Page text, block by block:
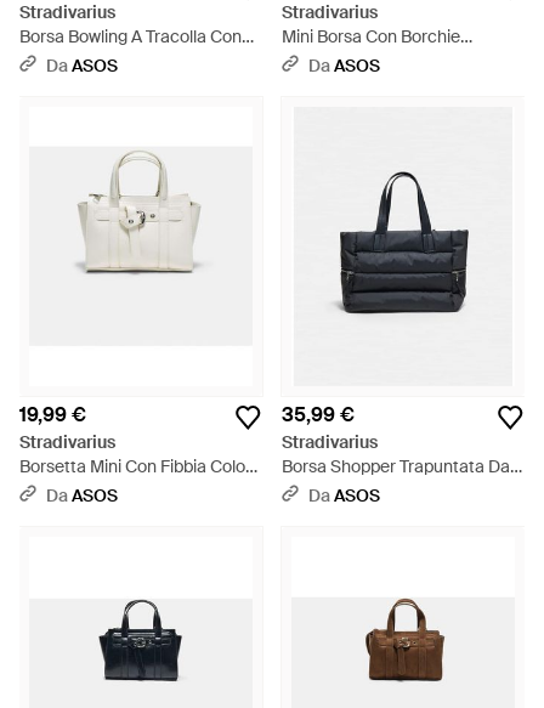
Stradivarius
Borsa Bowling A Tracolla Con
Zip Nera - Blu
DaASOS
Stradivarius
Mini Borsa Con Borchie
Bordeaux - Verde
DaASOS
19,99 €
Stradivarius
Borsetta Mini Con Fibbia Color
Ecru - Bianco
DaASOS
35,99 €
Stradivarius
Borsa Shopper Trapuntata Da
Spalla Nera - Blu
DaASOS